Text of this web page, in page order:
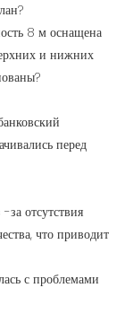
8 м оснащена
и нижних
перед
отсутствия
что приводит
с проблемами